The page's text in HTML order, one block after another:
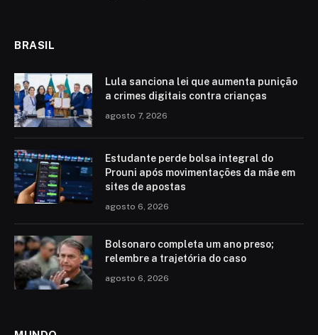
BRASIL
Lula sanciona lei que aumenta punição
a crimes digitais contra crianças
agosto 7, 2026
Estudante perde bolsa integral do
Prouni após movimentações da mãe em
sites de apostas
agosto 6, 2026
Bolsonaro completa um ano preso;
relembre a trajetória do caso
agosto 6, 2026